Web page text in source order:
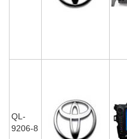
QL-
9206-8